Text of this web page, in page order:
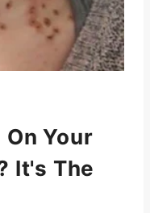
Your
It's The